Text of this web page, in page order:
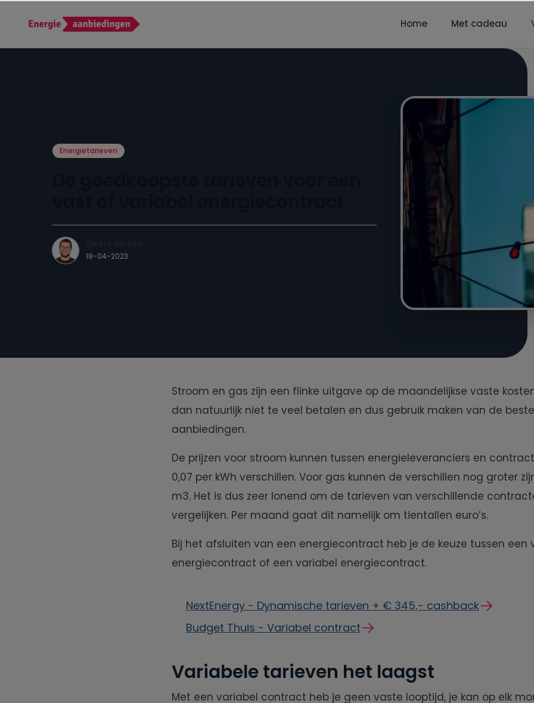
Home Met cadeau
Energietarieven
18-04-2023
Stroom en gas zijn een flinke uitgave op de maandelijkse vaste
dan natuurlijk niet te veel betalen en dus gebruik maken van de
aanbiedingen.
De prijzen voor stroom kunnen tussen energieleveranciers en
0,07 per kWh verschillen. Voor gas kunnen de verschillen nog groter
m3. Het is dus zeer lonend om de tarieven van verschillende
vergelijken. Per maand gaat dit namelijk om tientallen euro’s.
Bij het afsluiten van een energiecontract heb je de keuze tussen een
energiecontract of een variabel energiecontract.
NextEnergy - Dynamische tarieven + € 345,- cashback
Budget Thuis - Variabel contract
Variabele tarieven het laagst
Met een variabel contract heb je geen vaste looptijd, je kan op elk